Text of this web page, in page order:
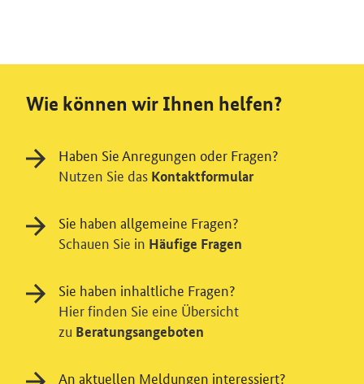
Wie können wir Ihnen helfen?
Haben Sie Anregungen oder Fragen?
Nutzen Sie das Kontaktformular
Sie haben allgemeine Fragen?
Schauen Sie in Häufige Fragen
Sie haben inhaltliche Fragen?
Hier finden Sie eine Übersicht
zu Beratungsangeboten
An aktuellen Meldungen interessiert?